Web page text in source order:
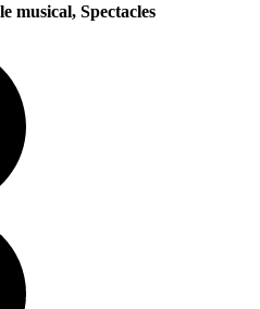
musical, Spectacles